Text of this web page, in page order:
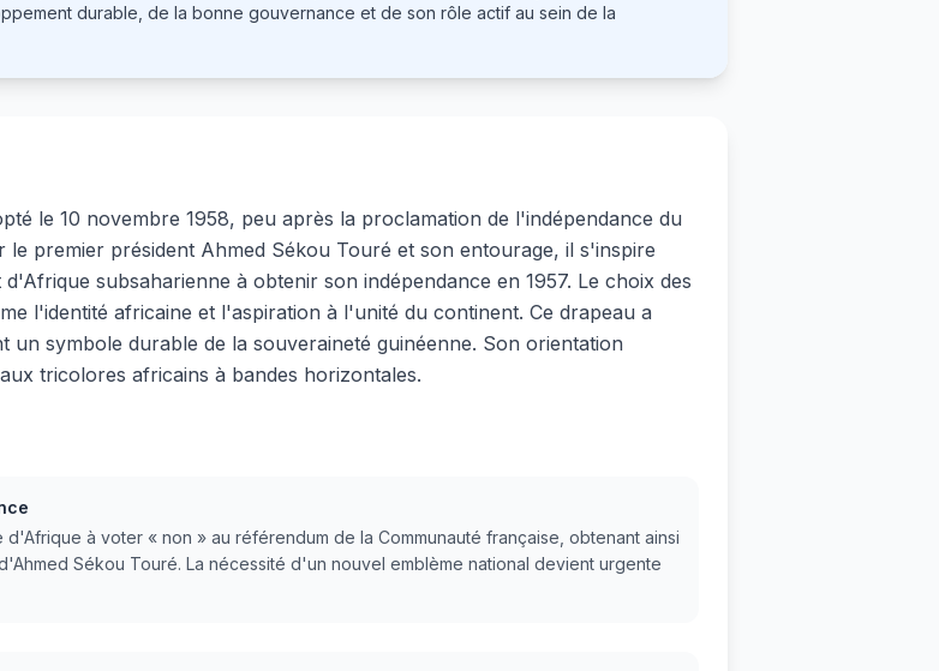
durable, de la bonne gouvernance et de son rôle actif au sein de la
le 10 novembre 1958, peu après la proclamation de l'indépendance du
premier président Ahmed Sékou Touré et son entourage, il s'inspire
subsaharienne à obtenir son indépendance en 1957. Le choix des
l'identité africaine et l'aspiration à l'unité du continent. Ce drapeau a
un symbole durable de la souveraineté guinéenne. Son orientation
tricolores africains à bandes horizontales.
à voter « non » au référendum de la Communauté française, obtenant ainsi
Sékou Touré. La nécessité d'un nouvel emblème national devient urgente